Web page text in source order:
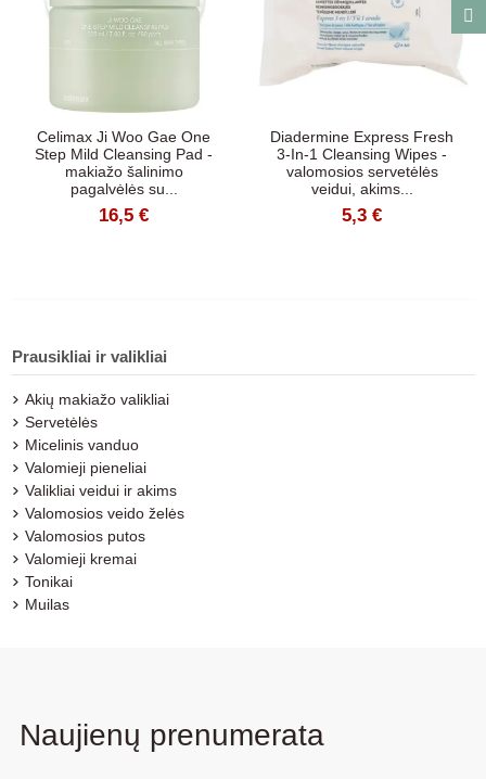
Celimax Ji Woo Gae One
Step Mild Cleansing Pad -
makiažo šalinimo
pagalvėlės su...
16,5 €
Diadermine Express Fresh
3-In-1 Cleansing Wipes -
valomosios servetėlės
veidui, akims...
5,3 €
Prausikliai ir valikliai
Akių makiažo valikliai
Servetėlės
Micelinis vanduo
Valomieji pieneliai
Valikliai veidui ir akims
Valomosios veido želės
Valomosios putos
Valomieji kremai
Tonikai
Muilas
Naujienų prenumerata